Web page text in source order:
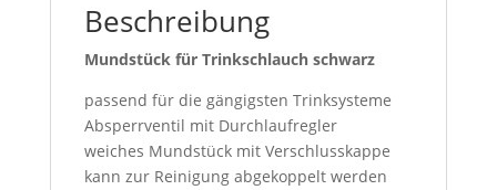
Beschreibung
Mundstück für Trinkschlauch schwarz
passend für die gängigsten Trinksysteme
Absperrventil mit Durchlaufregler
weiches Mundstück mit Verschlusskappe
kann zur Reinigung abgekoppelt werden